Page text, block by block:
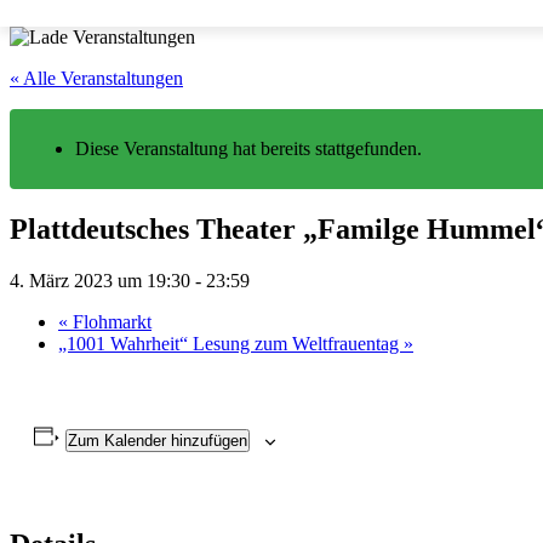
« Alle Veranstaltungen
Diese Veranstaltung hat bereits stattgefunden.
Plattdeutsches Theater „Familge
4. März 2023 um 19:30 - 23:59
« Flohmarkt
„1001 Wahrheit“ Lesung zum Weltfrauentag »
Zum Kalender hinzufügen